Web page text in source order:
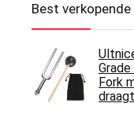
Best verkopende
Fork